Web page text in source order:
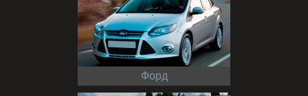
Форд